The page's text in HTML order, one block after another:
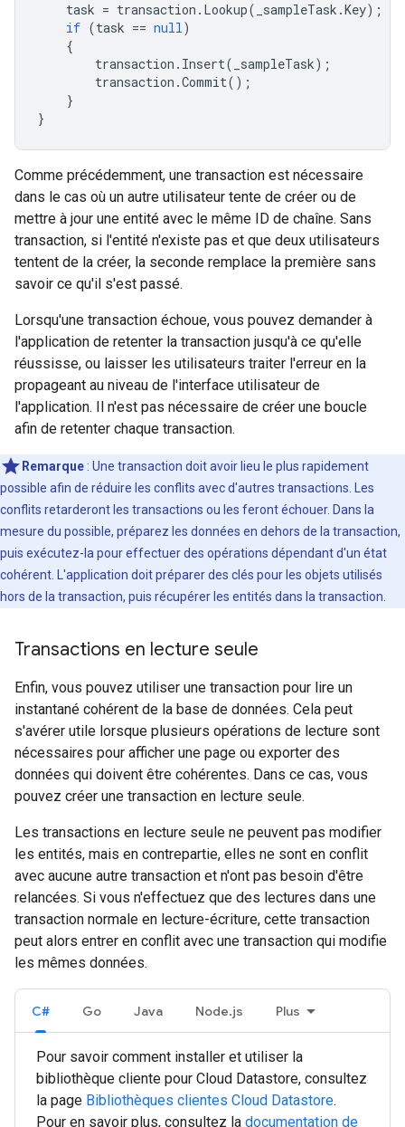
task = transaction . Lookup( _sampleTask .Key);
if (task == null)
{
transaction . Insert( _sampleTask);
transaction .Commit();
}
}
Comme précédemment, une transaction est nécessaire
dans le cas où un autre utilisateur tente de créer ou de
mettre à jour une entité avec le même ID de chaîne. Sans
transaction, si l'entité n'existe pas et que deux utilisateurs
tentent de la créer, la seconde remplace la première sans
savoir ce qu'il s'est passé.
Lorsqu'une transaction échoue, vous pouvez demander à
l'application de retenter la transaction jusqu'à ce qu'elle
réussisse, ou laisser les utilisateurs traiter l'erreur en la
propageant au niveau de l'interface utilisateur de
l'application. Il n'est pas nécessaire de créer une boucle
afin de retenter chaque transaction.
Remarque : Une transaction doit avoir lieu le plus rapidement
possible afin de réduire les conflits avec d'autres transactions. Les
conflits retarderont les transactions ou les feront échouer. Dans la
mesure du possible, préparez les données en dehors de la transaction,
puis exécutez-la pour effectuer des opérations dépendant d'un état
cohérent. L'application doit préparer des clés pour les objets utilisés
hors de la transaction, puis récupérer les entités dans la transaction.
Transactions en lecture seule
Enfin, vous pouvez utiliser une transaction pour lire un
instantané cohérent de la base de données. Cela peut
s'avérer utile lorsque plusieurs opérations de lecture sont
nécessaires pour afficher une page ou exporter des
données qui doivent être cohérentes. Dans ce cas, vous
pouvez créer une transaction en lecture seule.
Les transactions en lecture seule ne peuvent pas modifier
les entités, mais en contrepartie, elles ne sont en conflit
avec aucune autre transaction et n'ont pas besoin d'être
relancées. Si vous n'effectuez que des lectures dans une
transaction normale en lecture-écriture, cette transaction
peut alors entrer en conflit avec une transaction qui modifie
les mêmes données.
C# Go Java Node.js Plus
Pour savoir comment installer et utiliser la
bibliothèque cliente pour Cloud Datastore, consultez
la page Bibliothèques clientes Cloud Datastore.
Pour en savoir plus, consultez la documentation de